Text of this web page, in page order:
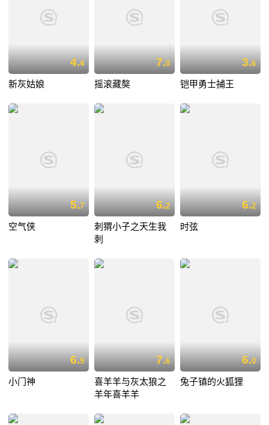
4.4
新灰姑娘
7.0
摇滚藏獒
3.6
铠甲勇士捕王
5.7
空气侠
6.2
刺猬小子之天生我
刺
6.2
时弦
6.9
小门神
7.6
喜羊羊与灰太狼之
羊年喜羊羊
6.0
兔子镇的火狐狸